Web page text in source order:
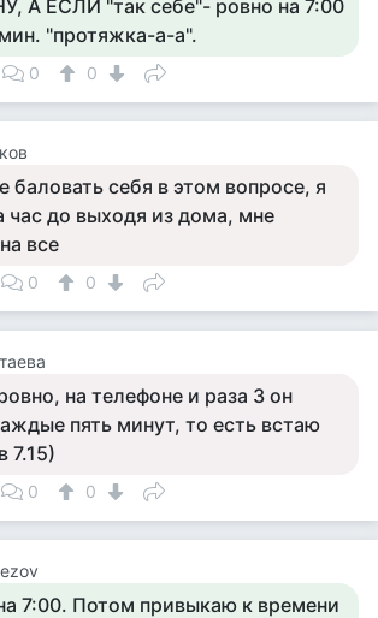
А ЕСЛИ "так себе"- ровно на 7:00
"протяжка-а-а".
0 0
баловать себя в этом вопросе, я
час до выходя из дома, мне
все
0 0
на телефоне и раза 3 он
пять минут, то есть встаю
7.15)
0 0
7:00. Потом привыкаю к времени